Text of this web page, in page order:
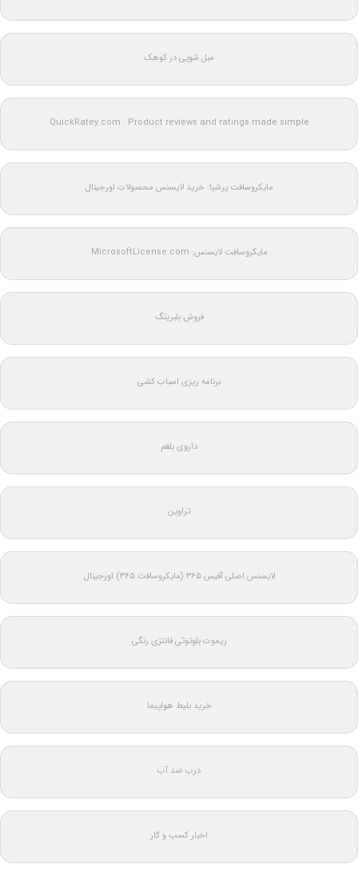
مبل شویی در کوهک
QuickRatey.com : Product reviews and ratings made simple
مایکروسافت پرشیا: خرید لایسنس محصولات اورجینال
مایکروسافت لایسنس: MicrosoftLicense.com
فروش بلبرینگ
برنامه ریزی اسباب کشی
داروی بلغم
تراوین
لایسنس اصلی آفیس ۳۶۵ (مایکروسافت ۳۶۵) اورجینال
ریموت بلوتوثی فانتزی رنگی
خرید بلیط هواپیما
درب ضد آب
اخبار کسب و کار